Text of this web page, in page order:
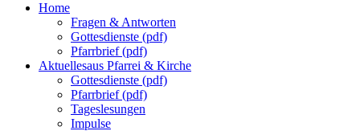
Home
Fragen & Antworten
Gottesdienste (pdf)
Pfarrbrief (pdf)
Aktuellesaus Pfarrei & Kirche
Gottesdienste (pdf)
Pfarrbrief (pdf)
Tageslesungen
Impulse